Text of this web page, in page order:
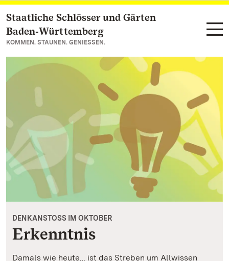
Zum Hauptinhalt springen
Staatliche Schlösser und Gärten
Baden‑Württemberg
KOMMEN. STAUNEN. GENIESSEN.
DENKANSTOSS IM OKTOBER
Erkenntnis
Damals wie heute… ist das Streben um Allwissen